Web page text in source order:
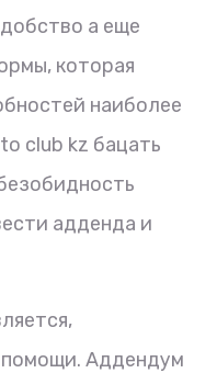
а еще
которая
наиболее
club kz бацать
адденда и
помощи. Аддендум